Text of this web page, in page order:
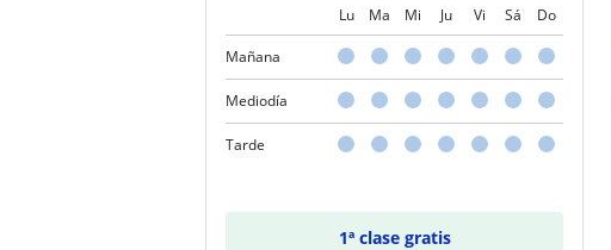
Lu Ma Mi Ju Vi Sá Do
Mañana
Mediodía
Tarde
1ª clase gratis